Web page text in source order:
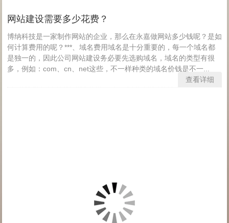
网站建设需要多少花费？
博纳科技是一家制作网站的企业，那么在永嘉做网站多少钱呢？是如
何计算费用的呢？***、域名费用域名是十分重要的，每一个域名都
是独一的，因此公司网站建设务必要先选购域名，域名的类型有很
多，例如：com、cn、net这些，不一样种类的域名价钱是不一...
查看详细